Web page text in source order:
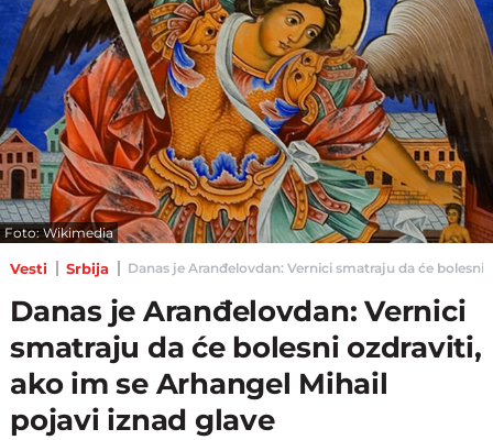
Foto: Wikimedia
Vesti Srbija Danas je Aranđelovdan: Vernici smatraju da će
Danas je Aranđelovdan: Vernici
smatraju da će bolesni ozdraviti,
ako im se Arhangel Mihail
pojavi iznad glave